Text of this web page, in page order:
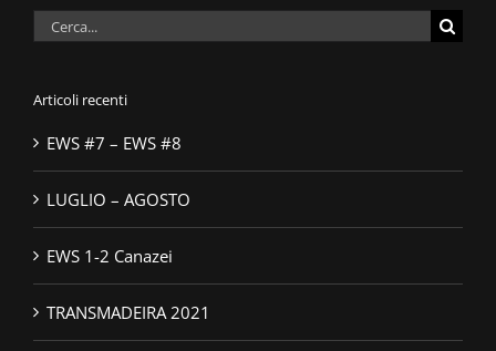
Cerca
Articoli recenti
EWS #7 – EWS #8
LUGLIO – AGOSTO
EWS 1-2 Canazei
TRANSMADEIRA 2021